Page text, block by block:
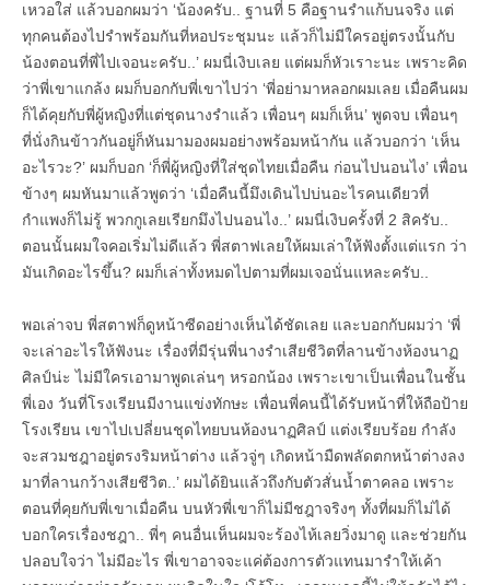
เหวอใส่ แล้วบอกผมว่า ‘น้องครับ.. ฐานที่ 5 คือฐานรำแก้บนจริง แต่
ทุกคนต้องไปรำพร้อมกันที่หอประชุมนะ แล้วก็ไม่มีใครอยู่ตรงนั้นกับ
น้องตอนที่พี่ไปเจอนะครับ..’ ผมนี่เงิบเลย แต่ผมก็หัวเราะนะ เพราะคิด
ว่าพี่เขาแกล้ง ผมก็บอกกับพี่เขาไปว่า ‘พี่อย่ามาหลอกผมเลย เมื่อคืนผม
ก็ได้คุยกับพี่ผู้หญิงที่แต่ชุดนางรำแล้ว เพื่อนๆ ผมก็เห็น’ พูดจบ เพื่อนๆ
ที่นั่งกินข้าวกันอยู่ก็หันมามองผมอย่างพร้อมหน้ากัน แล้วบอกว่า ‘เห็น
อะไรวะ?’ ผมก็บอก ‘ก็พี่ผู้หญิงที่ใส่ชุดไทยเมื่อคืน ก่อนไปนอนไง’ เพื่อน
ข้างๆ ผมหันมาแล้วพูดว่า ‘เมื่อคืนนี้มึงเดินไปบ่นอะไรคนเดียวที่
กำแพงก็ไม่รู้ พวกกูเลยเรียกมึงไปนอนไง..’ ผมนี่เงิบครั้งที่ 2 สิครับ..
ตอนนั้นผมใจคอเริ่มไม่ดีแล้ว พี่สตาฟเลยให้ผมเล่าให้ฟังตั้งแต่แรก ว่า
มันเกิดอะไรขึ้น? ผมก็เล่าทั้งหมดไปตามที่ผมเจอนั่นแหละครับ..
พอเล่าจบ พี่สตาฟก็ดูหน้าซีดอย่างเห็นได้ชัดเลย และบอกกับผมว่า ‘พี่
จะเล่าอะไรให้ฟังนะ เรื่องที่มีรุ่นพี่นางรำเสียชีวิตที่ลานข้างห้องนาฏ
ศิลป์น่ะ ไม่มีใครเอามาพูดเล่นๆ หรอกน้อง เพราะเขาเป็นเพื่อนในชั้น
พี่เอง วันที่โรงเรียนมีงานแข่งทักษะ เพื่อนพี่คนนี้ได้รับหน้าที่ให้ถือป้าย
โรงเรียน เขาไปเปลี่ยนชุดไทยบนห้องนาฏศิลป์ แต่งเรียบร้อย กำลัง
จะสวมชฎาอยู่ตรงริมหน้าต่าง แล้วจู่ๆ เกิดหน้ามืดพลัดตกหน้าต่างลง
มาที่ลานกว้างเสียชีวิต..’ ผมได้ยินแล้วถึงกับตัวสั่นน้ำตาคลอ เพราะ
ตอนที่คุยกับพี่เขาเมื่อคืน บนหัวพี่เขาก็ไม่มีชฎาจริงๆ ทั้งที่ผมก็ไม่ได้
บอกใครเรื่องชฎา.. พี่ๆ คนอื่นเห็นผมจะร้องไห้เลยวิ่งมาดู และช่วยกัน
ปลอบใจว่า ไม่มีอะไร พี่เขาอาจจะแค่ต้องการตัวแทนมารำให้เค้า